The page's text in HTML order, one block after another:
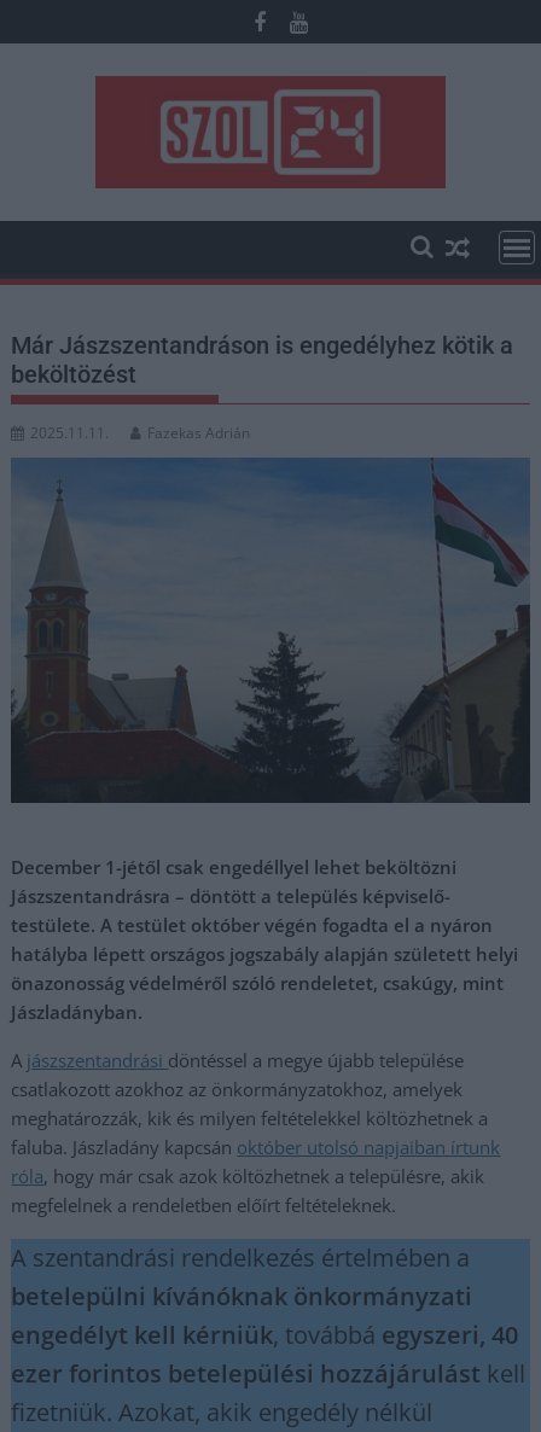
to
Már Jászszentandráson is engedélyhez kötik a
beköltözést
2025.11.11. Fazekas Adrián
December 1-jétől csak engedéllyel lehet beköltözni
Jászszentandrásra – döntött a település képviselő-
testülete. A testület október végén fogadta el a nyáron
hatályba lépett országos jogszabály alapján született helyi
önazonosság védelméről szóló rendeletet, csakúgy, mint
Jászladányban.
A jászszentandrási döntéssel a megye újabb települése
csatlakozott azokhoz az önkormányzatokhoz, amelyek
meghatározzák, kik és milyen feltételekkel költözhetnek a
faluba. Jászladány kapcsán október utolsó napjaiban írtunk
róla, hogy már csak azok költözhetnek a településre, akik
megfelelnek a rendeletben előírt feltételeknek.
A szentandrási rendelkezés értelmében a
betelepülni kívánóknak önkormányzati
engedélyt kell kérniük, továbbá egyszeri, 40
ezer forintos betelepülési hozzájárulást kell
fizetniük. Azokat, akik engedély nélkül